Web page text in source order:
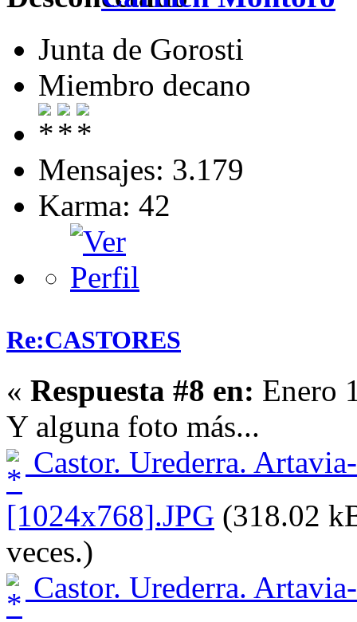
Junta de Gorosti
Miembro decano
Mensajes: 3.179
Karma: 42
Re:CASTORES
« Respuesta #8 en: Enero
Y alguna foto más...
Castor. Urederra.
[1024x768].JPG (318.02
veces.)
Castor. Urederra.